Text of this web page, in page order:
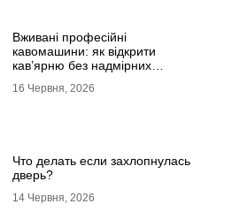
Вживані професійні
кавомашини: як відкрити
кав’ярню без надмірних
16 Червня, 2026
Что делать если захлопнулась
дверь?
14 Червня, 2026